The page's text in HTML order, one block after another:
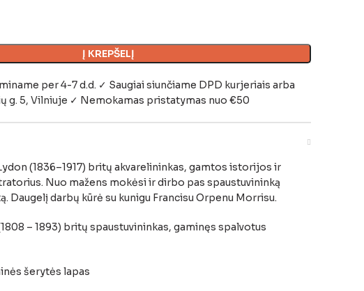
Į KREPŠELĮ
per 4-7 d.d. ✓ Saugiai siunčiame DPD kurjeriais arba
g. 5, Vilniuje ✓ Nemokamas pristatymas nuo €50
(1836–1917) britų akvarelininkas, gamtos istorijos ir
Nuo mažens mokėsi ir dirbo pas spaustuvininką
Daugelį darbų kūrė su kunigu Francisu Orpenu Morrisu.
– 1893) britų spaustuvininkas, gaminęs spalvotus
šerytės lapas